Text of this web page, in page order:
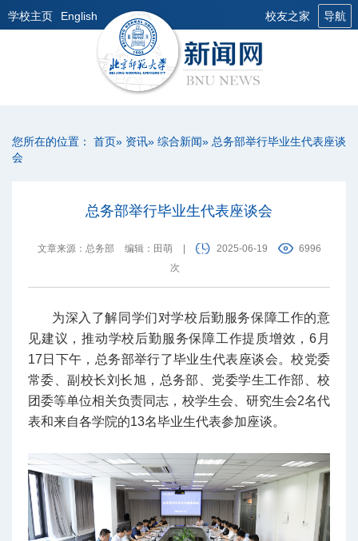
学校主页 English 校友之家 导航
您所在的位置： 首页» 资讯» 综合新闻» 总务部举行毕业生代表座谈
会
总务部举行毕业生代表座谈会
文章来源：总务部 编辑：田萌 2025-06-19
6996
次
为深入了解同学们对学校后勤服务保障工作的意
见建议，推动学校后勤服务保障工作提质增效，6月
17日下午，总务部举行了毕业生代表座谈会。校党委
常委、副校长刘长旭，总务部、党委学生工作部、校
团委等单位相关负责同志，校学生会、研究生会2名代
表和来自各学院的13名毕业生代表参加座谈。